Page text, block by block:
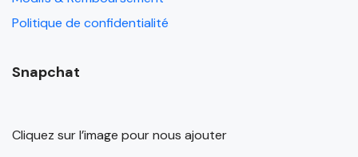
Politique de confidentialité
Snapchat
Cliquez sur l’image pour nous ajouter